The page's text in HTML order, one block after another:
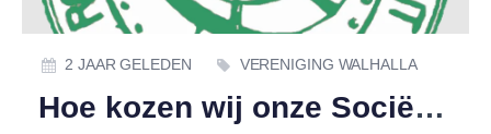
Hoe kozen wij onze Sociëteitsnaam in de loop der tijden?
2 JAAR GELEDEN VERENIGING WALHALLA